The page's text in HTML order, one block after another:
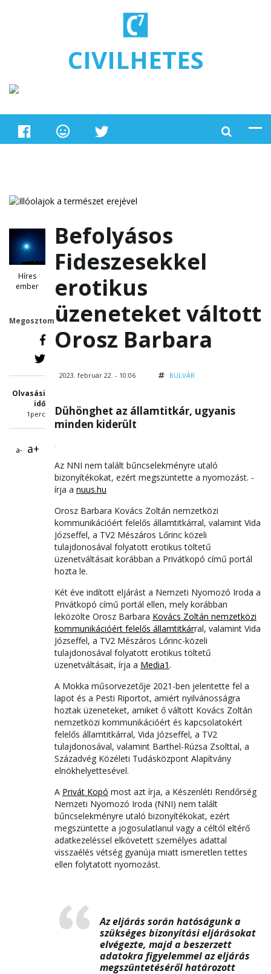
CIVILHETES
Híres
ember
Megosztom
Olvasási
idő
1perc
a- a+
Befolyásos
Fideszesekkel
erotikus
üzeneteket váltott
Orosz Barbara
2023. február 22. - 10:06 BULVÁR
Dühönghet az államtitkár, ugyanis
minden kiderült
Az NNI nem talált bűncselekményre utaló
bizonyítékokat, ezért megszüntette a nyomozást. -
írja a nuus.hu
Orosz Barbara Kovács Zoltán nemzetközi
kommunikációért felelős államtitkárral, valamint Vida
Józseffel, a TV2 Mészáros Lőrinc közeli
tulajdonosával folyatott erotikus töltetű
üzenetváltásait korábban a Privátkopó című portál
hozta le.
Két éve indított eljárást a Nemzeti Nyomozó Iroda a
Privátkopó című portál ellen, mely korábban
leközölte Orosz Barbara Kovács Zoltán nemzetközi
kommunikációért felelős államtitkárral, valamint Vida
Józseffel, a TV2 Mészáros Lőrinc-közeli
tulajdonosával folyatott erotikus töltetű
üzenetváltásait, írja a Media1.
A Mokka műsorvezetője 2021-ben jelentette fel a
lapot és a Pesti Riportot, amiért nyilvánosságra
hoztak üzeneteket, amiket ő váltott Kovács Zoltán
nemzetközi kommunikációért és kapcsolatokért
felelős államtitkárral, Vida Józseffel, a TV2
tulajdonosával, valamint Barthel-Rúzsa Zsolttal, a
Századvég Közéleti Tudásközpont Alapítvány
elnökhelyettesével.
A Privát Kopó most azt írja, a Készenléti Rendőrség
Nemzeti Nyomozó Iroda (NNI) nem talált
bűncselekményre utaló bizonyítékokat, ezért
megszüntette a jogosulatlanul vagy a céltól eltérő
adatkezeléssel elkövetett személyes adattal
visszaélés vétség gyanúja miatt ismeretlen tettes
ellen folytatott nyomozást.
Az eljárás során hatóságunk a
szükséges bizonyítási eljárásokat
elvégezte, majd a beszerzett
adatokra figyelemmel az eljárás
megszüntetéséről határozott